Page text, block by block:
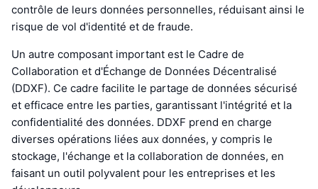
contrôle de leurs données personnelles, réduisant ainsi le
risque de vol d'identité et de fraude.
Un autre composant important est le Cadre de
Collaboration et d'Échange de Données Décentralisé
(DDXF). Ce cadre facilite le partage de données sécurisé
et efficace entre les parties, garantissant l'intégrité et la
confidentialité des données. DDXF prend en charge
diverses opérations liées aux données, y compris le
stockage, l'échange et la collaboration de données, en
faisant un outil polyvalent pour les entreprises et les